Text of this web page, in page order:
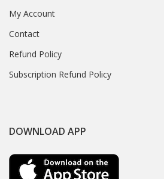
My Account
Contact
Refund Policy
Subscription Refund Policy
DOWNLOAD APP